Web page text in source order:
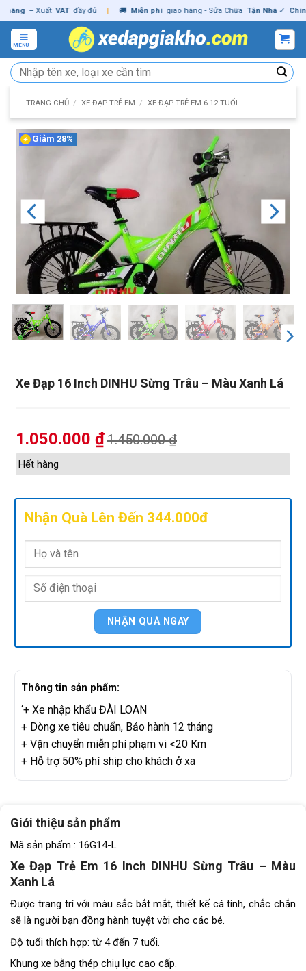
Skip
to
content
– Xuất VAT đầy đủ | 🚚 Miễn phí giao hàng - Sửa Chữa Tận Nhà ✓ Chính
MENU
Tìm
kiếm:
TRANG CHỦ / XE ĐẠP TRẺ EM / XE ĐẠP TRẺ EM 6-12 TUỔI
Xe Đạp 16 Inch DINHU Sừng Trâu – Màu Xanh Lá
Giảm 28%
1.050.000 ₫1.450.000₫
Hết hàng
Nhận Quà Lên Đến 344.000đ
Thông tin sản phẩm:
‘+ Xe nhập khẩu ĐÀI LOAN
+ Dòng xe tiêu chuẩn, Bảo hành 12 tháng
+ Vận chuyển miễn phí phạm vi <20 Km
+ Hỗ trợ 50% phí ship cho khách ở xa
Giới thiệu sản phẩm
Mã sản phẩm : 16G14-L
Xe Đạp Trẻ Em 16 Inch DINHU Sừng Trâu – Màu
Xanh Lá
Được trang trí với màu sắc bắt mắt, thiết kế cá tính, chắc chắn
sẽ là người bạn đồng hành tuyệt vời cho các bé.
Độ tuổi thích hợp: từ 4 đến 7 tuổi.
Khung xe bằng thép chiụ lực cao cấp.